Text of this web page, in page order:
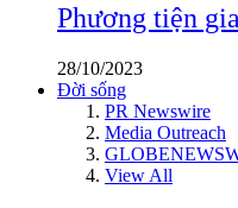
Phương tiện
28/10/2023
Đời sống
PR Newswire
Media Outreach
View All